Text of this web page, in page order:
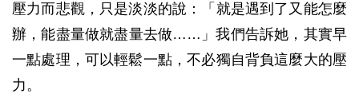
壓力而悲觀，只是淡淡的說：「就是遇到了又能怎麼
辦，能盡量做就盡量去做……」我們告訴她，其實早
一點處理，可以輕鬆一點，不必獨自背負這麼大的壓
力。